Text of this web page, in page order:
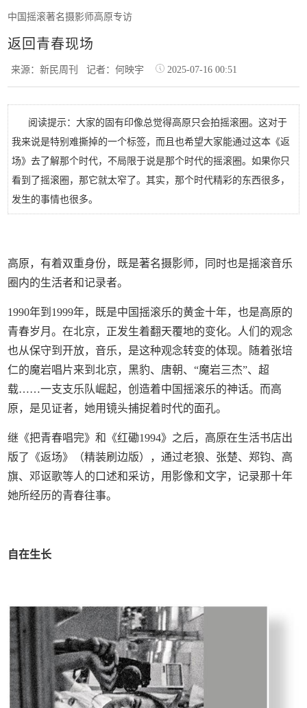
中国摇滚著名摄影师高原专访
返回青春现场
来源：新民周刊记者：何映宇 2025-07-16 00:51
阅读提示：大家的固有印像总觉得高原只会拍摇滚圈。这对于
我来说是特别难撕掉的一个标签，而且也希望大家能通过这本《返
场》去了解那个时代，不局限于说是那个时代的摇滚圈。如果你只
看到了摇滚圈，那它就太窄了。其实，那个时代精彩的东西很多，
发生的事情也很多。
高原，有着双重身份，既是著名摄影师，同时也是摇滚音乐
圈内的生活者和记录者。
1990年到1999年，既是中国摇滚乐的黄金十年，也是高原的
青春岁月。在北京，正发生着翻天覆地的变化。人们的观念
也从保守到开放，音乐，是这种观念转变的体现。随着张培
仁的魔岩唱片来到北京，黑豹、唐朝、“魔岩三杰”、超
载……一支支乐队崛起，创造着中国摇滚乐的神话。而高
原，是见证者，她用镜头捕捉着时代的面孔。
继《把青春唱完》和《红磡1994》之后，高原在生活书店出
版了《返场》（精装刷边版），通过老狼、张楚、郑钧、高
旗、邓讴歌等人的口述和采访，用影像和文字，记录那十年
她所经历的青春往事。
自在生长